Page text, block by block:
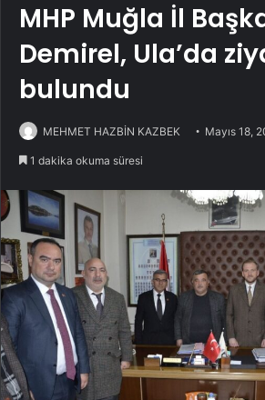
MHP Muğla İl
Demirel, Ula’da
bulundu
MEHMET HAZBİN KAZBEK Mayıs 18,
1 dakika okuma süresi